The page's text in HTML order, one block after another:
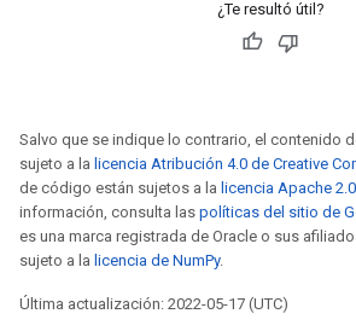
¿Te resultó útil?
Salvo que se indique lo contrario, el contenido
sujeto a la licencia Atribución 4.0 de Creative
de código están sujetos a la licencia Apache 2.0
información, consulta las políticas del sitio de
es una marca registrada de Oracle o sus
sujeto a la licencia de NumPy.
Última actualización: 2022-05-17 (UTC)